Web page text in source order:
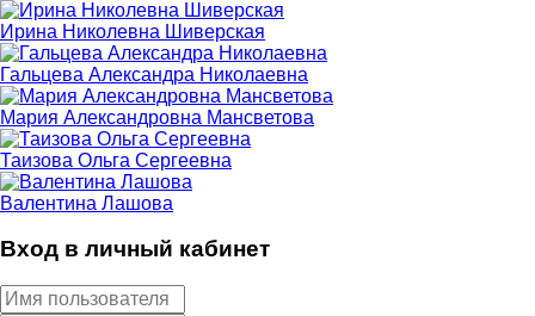
Ирина Николевна Шиверская
Гальцева Александра Николаевна
Мария Александровна Мансветова
Таизова Ольга Сергеевна
Валентина Лашова
Вход в личный кабинет